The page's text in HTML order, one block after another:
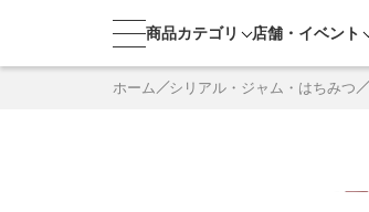
商品カテゴリ 店舗・ イベント
ホーム シリアル・ジャム・はちみつ